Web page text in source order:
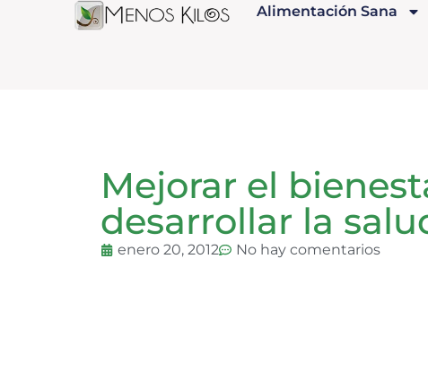
Alimentación Sana
Mejorar el
desarrollar la
enero 20, 2012 No hay comentarios